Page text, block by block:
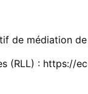
de médiation
(RLL) : https://